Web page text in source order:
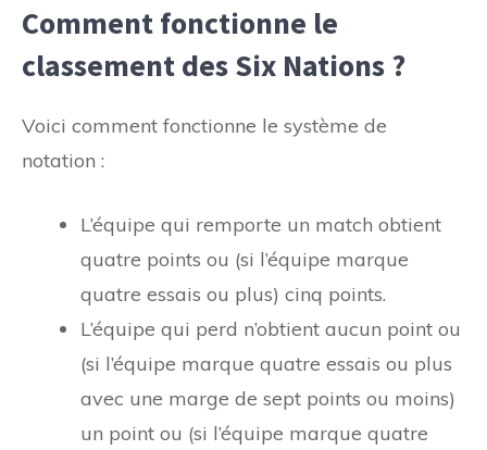
Comment fonctionne le
classement des Six Nations ?
Voici comment fonctionne le système de
notation :
L’équipe qui remporte un match obtient
quatre points ou (si l’équipe marque
quatre essais ou plus) cinq points.
L’équipe qui perd n’obtient aucun point ou
(si l’équipe marque quatre essais ou plus
avec une marge de sept points ou moins)
un point ou (si l’équipe marque quatre